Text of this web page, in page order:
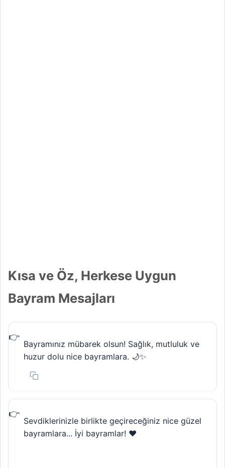
Kısa ve Öz, Herkese Uygun
Bayram Mesajları
Bayramınız mübarek olsun! Sağlık, mutluluk ve
huzur dolu nice bayramlara. 🌙✨
Sevdiklerinizle birlikte geçireceğiniz nice güzel
bayramlara... İyi bayramlar! ❤️